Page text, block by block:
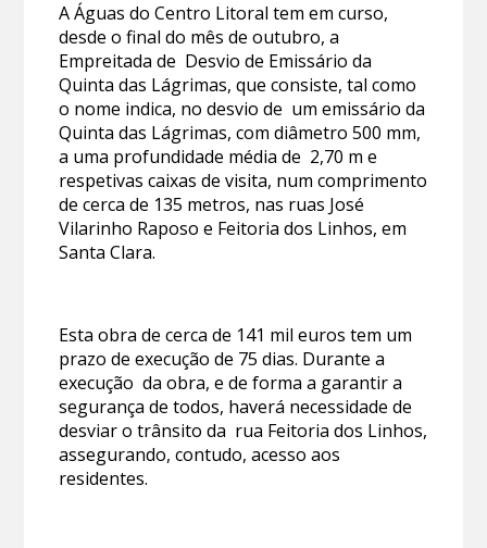
A Águas do Centro Litoral tem em curso,
desde o final do mês de outubro, a
Empreitada de Desvio de Emissário da
Quinta das Lágrimas, que consiste, tal como
o nome indica, no desvio de um emissário da
Quinta das Lágrimas, com diâmetro 500 mm,
a uma profundidade média de 2,70 m e
respetivas caixas de visita, num comprimento
de cerca de 135 metros, nas ruas José
Vilarinho Raposo e Feitoria dos Linhos, em
Santa Clara.
Esta obra de cerca de 141 mil euros tem um
prazo de execução de 75 dias. Durante a
execução da obra, e de forma a garantir a
segurança de todos, haverá necessidade de
desviar o trânsito da rua Feitoria dos Linhos,
assegurando, contudo, acesso aos
residentes.